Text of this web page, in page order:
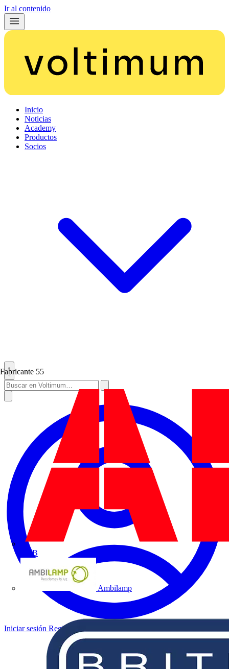
Ir al contenido
Inicio
Noticias
Academy
Productos
Socios
Fabricante 55
ABB
Ambilamp
Iniciar sesión Registrarse